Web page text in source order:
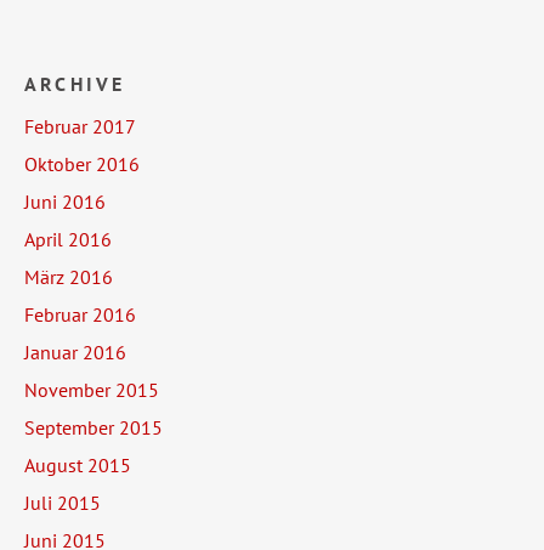
ARCHIVE
Februar 2017
Oktober 2016
Juni 2016
April 2016
März 2016
Februar 2016
Januar 2016
November 2015
September 2015
August 2015
Juli 2015
Juni 2015